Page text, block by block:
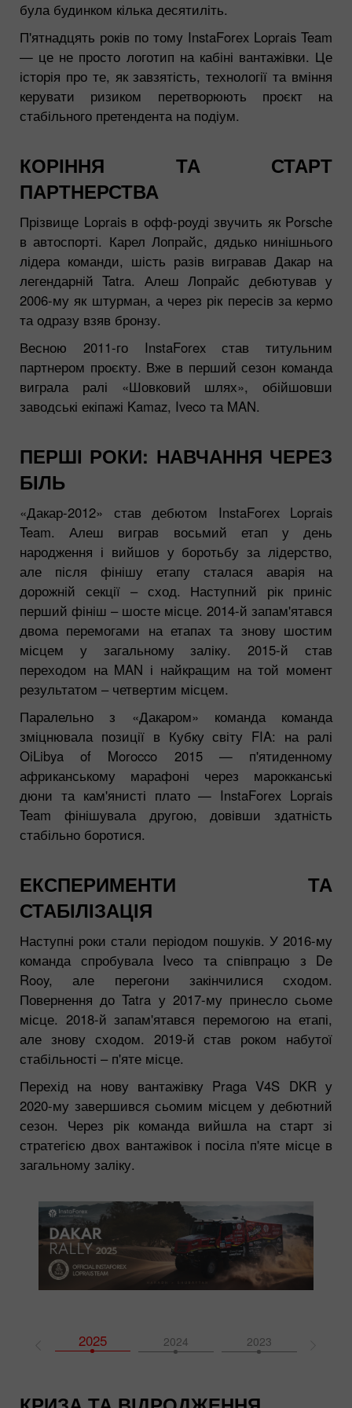
була будинком кілька десятиліть.
П'ятнадцять років по тому InstaForex Loprais Team
— це не просто логотип на кабіні вантажівки. Це
історія про те, як завзятість, технології та вміння
керувати ризиком перетворюють проєкт на
стабільного претендента на подіум.
КОРІННЯ ТА СТАРТ
ПАРТНЕРСТВА
Прізвище Loprais в офф-роуді звучить як Porsche
в автоспорті. Карел Лопрайс, дядько нинішнього
лідера команди, шість разів вигравав Дакар на
легендарній Tatra. Алеш Лопрайс дебютував у
2006-му як штурман, а через рік пересів за кермо
та одразу взяв бронзу.
Весною 2011-го InstaForex став титульним
партнером проєкту. Вже в перший сезон команда
виграла ралі «Шовковий шлях», обійшовши
заводські екіпажі Kamaz, Iveco та MAN.
ПЕРШІ РОКИ: НАВЧАННЯ ЧЕРЕЗ
БІЛЬ
«Дакар-2012» став дебютом InstaForex Loprais
Team. Алеш виграв восьмий етап у день
народження і вийшов у боротьбу за лідерство,
але після фінішу етапу сталася аварія на
дорожній секції – сход. Наступний рік приніс
перший фініш – шосте місце. 2014-й запам'ятався
двома перемогами на етапах та знову шостим
місцем у загальному заліку. 2015-й став
переходом на MAN і найкращим на той момент
результатом – четвертим місцем.
Паралельно з «Дакаром» команда команда
зміцнювала позиції в Кубку світу FIA: на ралі
OiLibya of Morocco 2015 — п'ятиденному
африканському марафоні через марокканські
дюни та кам'янисті плато — InstaForex Loprais
Team фінішувала другою, довівши здатність
стабільно боротися.
ЕКСПЕРИМЕНТИ ТА
СТАБІЛІЗАЦІЯ
Наступні роки стали періодом пошуків. У 2016-му
команда спробувала Iveco та співпрацю з De
Rooy, але перегони закінчилися сходом.
Повернення до Tatra у 2017-му принесло сьоме
місце. 2018-й запам'ятався перемогою на етапі,
але знову сходом. 2019-й став роком набутої
стабільності – п'яте місце.
Перехід на нову вантажівку Praga V4S DKR у
2020-му завершився сьомим місцем у дебютний
сезон. Через рік команда вийшла на старт зі
стратегією двох вантажівок і посіла п'яте місце в
загальному заліку.
2025 2024 2023